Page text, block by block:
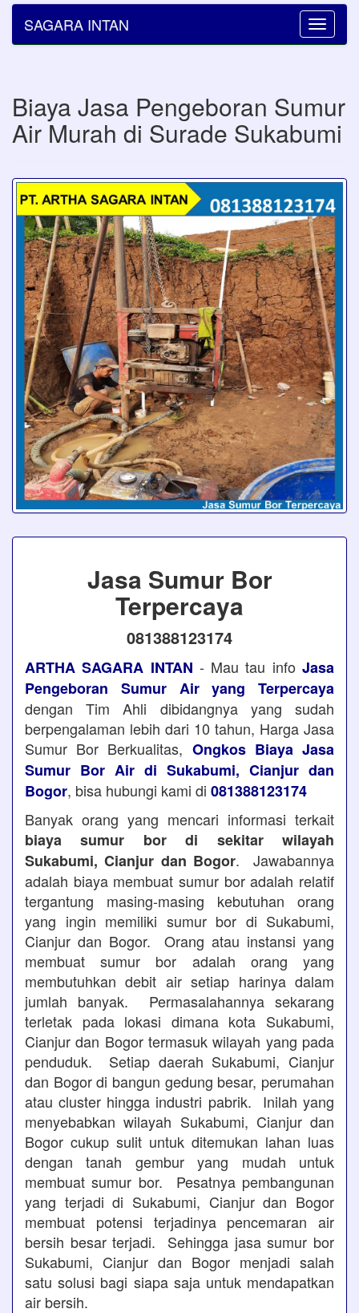
Toggle
SAGARA INTAN
Biaya Jasa Pengeboran Sumur
Air Murah di Surade Sukabumi
Jasa Sumur Bor
Terpercaya
081388123174
ARTHA SAGARA INTAN - Mau tau infoJasa
Pengeboran Sumur Air yang Terpercaya
dengan Tim Ahli dibidangnya yang sudah
berpengalaman lebih dari 10 tahun, Harga Jasa
Sumur Bor Berkualitas, Ongkos Biaya Jasa
Sumur Bor Air di Sukabumi, Cianjur dan
Bogor, bisa hubungi kami di 081388123174
Banyak orang yang mencari informasi terkait
biaya sumur bor di sekitar wilayah
Sukabumi, Cianjur dan Bogor. Jawabannya
adalah biaya membuat sumur bor adalah relatif
tergantung masing-masing kebutuhan orang
yang ingin memiliki sumur bor di Sukabumi,
Cianjur dan Bogor. Orang atau instansi yang
membuat sumur bor adalah orang yang
membutuhkan debit air setiap harinya dalam
jumlah banyak. Permasalahannya sekarang
terletak pada lokasi dimana kota Sukabumi,
Cianjur dan Bogor termasuk wilayah yang pada
penduduk. Setiap daerah Sukabumi, Cianjur
dan Bogor di bangun gedung besar, perumahan
atau cluster hingga industri pabrik. Inilah yang
menyebabkan wilayah Sukabumi, Cianjur dan
Bogor cukup sulit untuk ditemukan lahan luas
dengan tanah gembur yang mudah untuk
membuat sumur bor. Pesatnya pembangunan
yang terjadi di Sukabumi, Cianjur dan Bogor
membuat potensi terjadinya pencemaran air
bersih besar terjadi. Sehingga jasa sumur bor
Sukabumi, Cianjur dan Bogor menjadi salah
satu solusi bagi siapa saja untuk mendapatkan
air bersih.